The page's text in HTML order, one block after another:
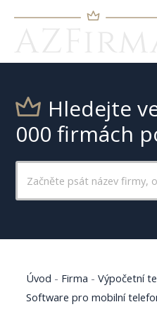
Hledejte
000 firmách
Úvod - Firma -Výpočetní
Software pro mobilní